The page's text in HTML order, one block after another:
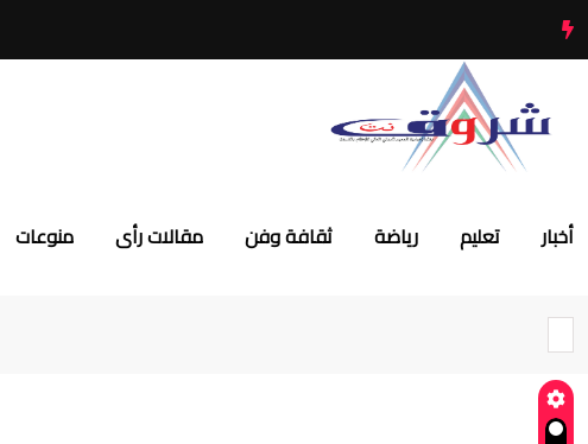
أخبار تعليم رياضة ثقافة وفن مقالات رأى منوعات